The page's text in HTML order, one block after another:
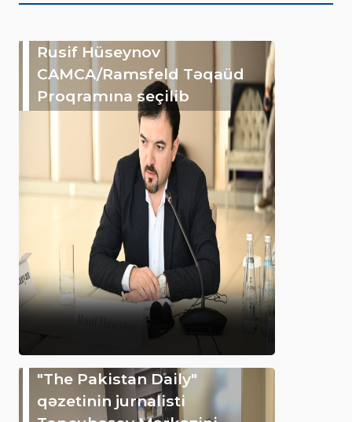
Rusif Hüseynov
CAMCA/Ramsfeld Təqaüd
Proqramına seçilib
"The Pakistan Daily"
qəzetinin jurnalisti